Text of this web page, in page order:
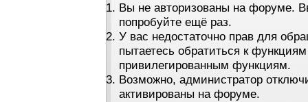
Вы не авторизованы на форуме.
попробуйте ещё раз.
У вас недостаточно прав для
пытаетесь обратиться к
привилегированным функциям.
Возможно, администратор
активированы на форуме.